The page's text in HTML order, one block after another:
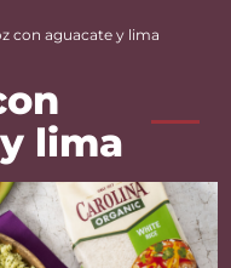
con aguacate y lima
lima